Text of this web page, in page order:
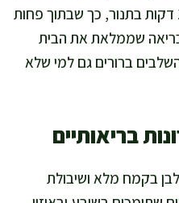
האפייה עצמה קצרה, כ-10–12 דקות בתנור, כך שבתוך פחות
שממלאת את הבית
ברורים גם למי שלא
בריאותיים
בקמח מלא ושיבולת